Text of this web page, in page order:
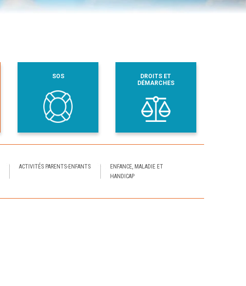
ACTIVITÉS PARENTS-ENFANTS
ENFANCE, MALADIE ET
HANDICAP
SOS
DROITS ET
DÉMARCHES